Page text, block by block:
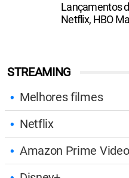
STREAMING
Melhores filmes
Netflix
Amazon Prime Video
Lançamentos
Netflix, HBO